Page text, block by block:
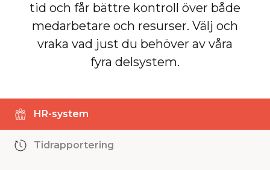
tid och får bättre kontroll över både
medarbetare och resurser. Välj och
vraka vad just du behöver av våra
fyra delsystem.
HR-system
Tidrapportering